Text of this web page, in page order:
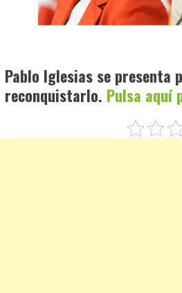
Pablo Iglesias se presenta
reconquistarlo. Pulsa aquí